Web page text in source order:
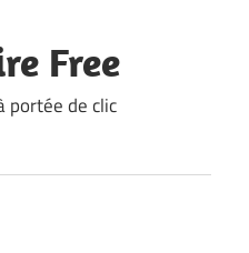
Free
portée de clic